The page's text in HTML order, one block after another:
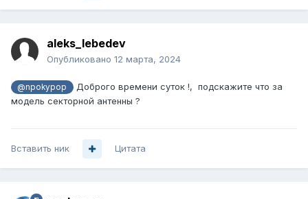
aleks_lebedev
Опубликовано 12 марта, 2024
@npokypop
Доброго времени суток !, подскажите что за
модель секторной антенны ?
Вставить ник Цитата